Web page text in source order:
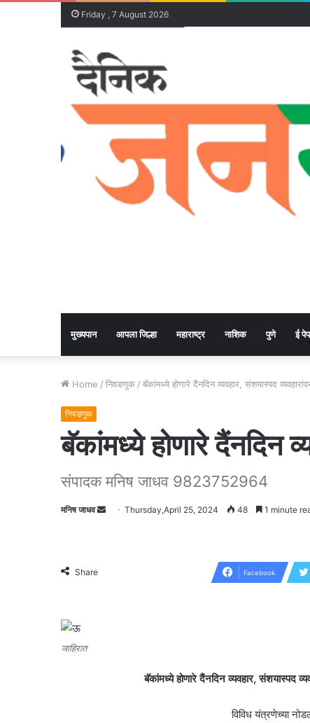
Friday , 7 August 2026
मुख्यपान आपला जिल्हा महाराष्ट्र नाशिक पुणे ई
Home / निवडणुक / बॅकांमध्ये होणारे दैंनदिन व्यवहार, संशयास्पद
निवडणुक
बॅकांमध्ये होणारे दैंनदिन
संपादक मनिष जाधव 9823752964
मनिष जाधव
SendThursday,April 25, 2024 48 1 minute
Share Facebook
जाहिरात
बॅकांमध्ये होणारे दैंनदिन व्यवहार, संशयास्पद
विविध यंत्रणेच्या